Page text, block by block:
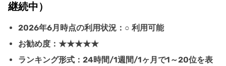
継続中）
2026年6月時点の利用状況：○ 利用可能
お勧め度：★★★★★
ランキング形式：24時間/1週間/1ヶ月で1～20位を表